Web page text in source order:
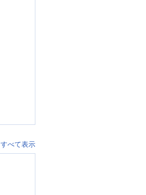
すべて表示